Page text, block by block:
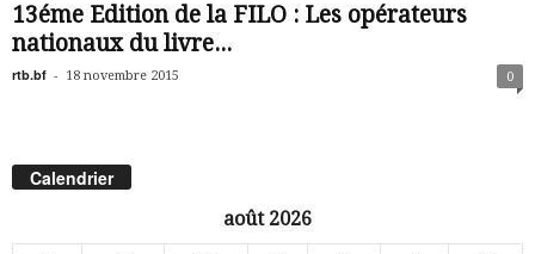
13éme Edition de la FILO : Les opérateurs
nationaux du livre...
rtb.bf - 18 novembre 2015 0
Calendrier
août 2026